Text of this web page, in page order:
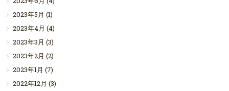
2023年5月 (1)
2023年4月 (4)
2023年3月 (3)
2023年2月 (2)
2023年1月 (7)
2022年12月 (3)